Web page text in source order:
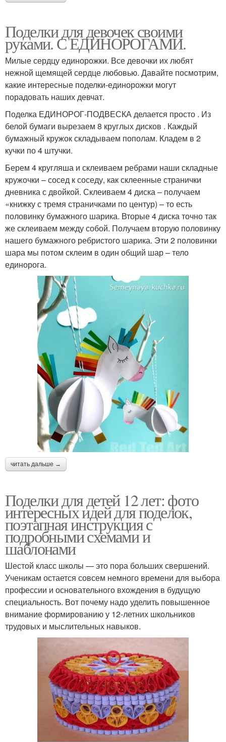
Поделки для девочек своими
руками. С ЕДИНОРОГАМИ.
Милые сердцу единорожки. Все девочки их любят
нежной щемящей сердце любовью. Давайте посмотрим,
какие интересные поделки-единорожки могут
порадовать наших девчат.
Поделка ЕДИНОРОГ-ПОДВЕСКА делается просто . Из
белой бумаги вырезаем 8 круглых дисков . Каждый
бумажный кружок складываем пополам. Кладем в 2
кучки по 4 штучки.
Берем 4 кругляша и склеиваем ребрами наши складные
кружочки – сосед к соседу, как склеенные странички
дневника с двойкой. Склеиваем 4 диска – получаем
«книжку с тремя страничками по центур) – то есть
половинку бумажного шарика. Вторые 4 диска точно так
же склеиваем между собой. Получаем вторую половинку
нашего бумажного ребристого шарика. Эти 2 половинки
шара мы потом склеим в один общий шар – тело
единорога.
читать дальше →
Поделки для детей 12 лет: фото
интересных идей для поделок,
поэтапная инструкция с
подробными схемами и
шаблонами
Шестой класс школы — это пора больших свершений.
Ученикам остается совсем немного времени для выбора
профессии и основательного вхождения в будущую
специальность. Вот почему надо уделить повышенное
внимание формированию у 12-летних школьников
трудовых и мыслительных навыков.